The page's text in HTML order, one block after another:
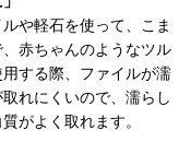
や軽石を使って、こま
赤ちゃんのようなツル
する際、ファイルが濡
れにくいので、濡らし
がよく取れます。